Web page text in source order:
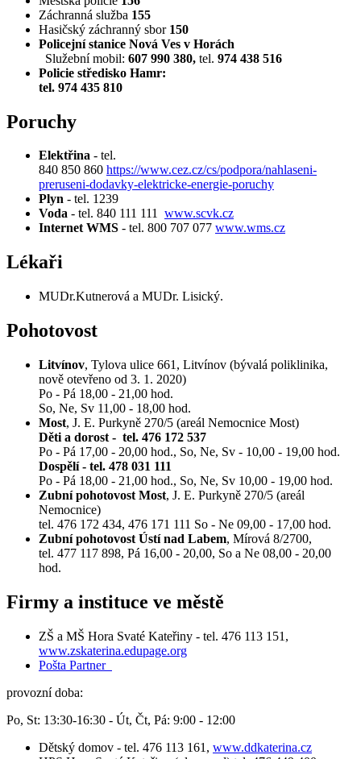
Záchranná služba 155
Hasičský záchranný sbor 150
Policejní stanice Nová Ves v Horách
Služební mobil: 607 990 380, tel. 974 438 516
Policie středisko Hamr:
tel. 974 435 810
Poruchy
Elektřina - tel.
840 850 860 https://www.cez.cz/cs/podpora/nahlaseni-
preruseni-dodavky-elektricke-energie-poruchy
Plyn - tel. 1239
Voda - tel. 840 111 111 www.scvk.cz
Internet WMS - tel. 800 707 077 www.wms.cz
Lékaři
MUDr.Kutnerová a MUDr. Lisický.
Pohotovost
Litvínov, Tylova ulice 661, Litvínov (bývalá poliklinika,
nově otevřeno od 3. 1. 2020)
Po - Pá 18,00 - 21,00 hod.
So, Ne, Sv 11,00 - 18,00 hod.
Most, J. E. Purkyně 270/5 (areál Nemocnice Most)
Děti a dorost - tel. 476 172 537
Po - Pá 17,00 - 20,00 hod., So, Ne, Sv - 10,00 - 19,00 hod.
Dospělí - tel. 478 031 111
Po - Pá 18,00 - 21,00 hod., So, Ne, Sv 10,00 - 19,00 hod.
Zubní pohotovost Most, J. E. Purkyně 270/5 (areál
Nemocnice)
tel. 476 172 434, 476 171 111 So - Ne 09,00 - 17,00 hod.
Zubní pohotovost Ústí nad Labem, Mírová 8/2700,
tel. 477 117 898, Pá 16,00 - 20,00, So a Ne 08,00 - 20,00
hod.
Firmy a instituce ve městě
ZŠ a MŠ Hora Svaté Kateřiny - tel. 476 113 151,
www.zskaterina.edupage.org
Pošta Partner
provozní doba:
Po, St: 13:30-16:30 - Út, Čt, Pá: 9:00 - 12:00
Dětský domov - tel. 476 113 161, www.ddkaterina.cz